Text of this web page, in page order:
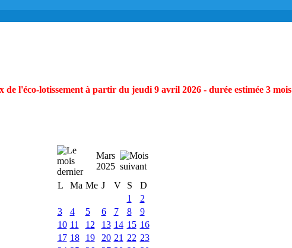
l'éco-lotissement à partir du jeudi 9 avril 2026 - durée estimée 3 mois
Mars
2025
L
Ma Me J V S
D
1
2
3
4 5 6 7 8
9
10 11 12 13 14 15 16
17 18 19 20 21 22 23